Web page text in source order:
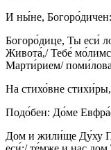
И ны́не, Богоро́дичен:
Богоро́дице, Ты еси́
Живота́,/ Тебе́
Марти́рием/
На стихо́вне стихи́ры,
Подо́бен: До́ме
Дом и жили́ще Ду́ху